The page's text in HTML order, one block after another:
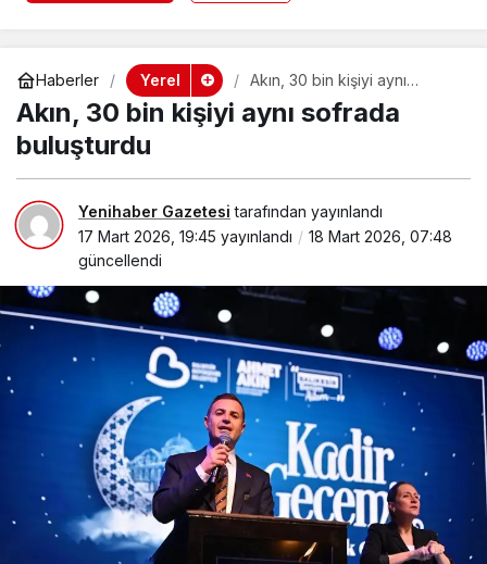
Haberler Yerel
Akın, 30 bin kişiyi aynı
sofrada buluşturdu
Akın, 30 bin kişiyi aynı sofrada
buluşturdu
Yenihaber Gazetesi tarafından yayınlandı
17 Mart 2026, 19:45 yayınlandı
18 Mart 2026, 07:48
güncellendi